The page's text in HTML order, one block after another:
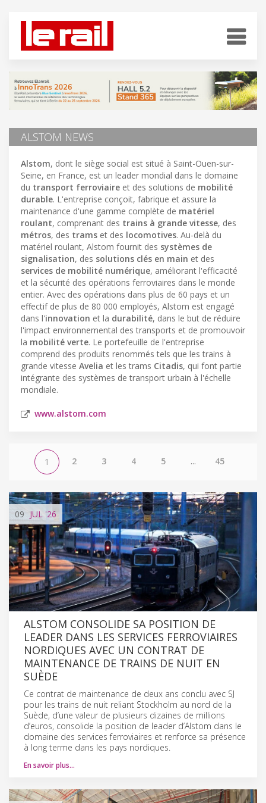
ALSTOM NEWS
Alstom, dont le siège social est situé à Saint-Ouen-sur-
Seine, en France, est un leader mondial dans le domaine
du transport ferroviaire et des solutions de mobilité
durable. L'entreprise conçoit, fabrique et assure la
maintenance d'une gamme complète de matériel
roulant, comprenant des trains à grande vitesse, des
métros, des trams et des locomotives. Au-delà du
matériel roulant, Alstom fournit des systèmes de
signalisation, des solutions clés en main et des
services de mobilité numérique, améliorant l'efficacité
et la sécurité des opérations ferroviaires dans le monde
entier. Avec des opérations dans plus de 60 pays et un
effectif de plus de 80 000 employés, Alstom est engagé
dans l'innovation et la durabilité, dans le but de réduire
l'impact environnemental des transports et de promouvoir
la mobilité verte. Le portefeuille de l'entreprise
comprend des produits renommés tels que les trains à
grande vitesse Avelia et les trams Citadis, qui font partie
intégrante des systèmes de transport urbain à l'échelle
mondiale.
www.alstom.com
1 2 3 4 5 ... 45
09 JUL '26
ALSTOM CONSOLIDE SA POSITION DE
LEADER DANS LES SERVICES FERROVIAIRES
NORDIQUES AVEC UN CONTRAT DE
MAINTENANCE DE TRAINS DE NUIT EN
SUÈDE
Ce contrat de maintenance de deux ans conclu avec SJ
pour les trains de nuit reliant Stockholm au nord de la
Suède, d’une valeur de plusieurs dizaines de millions
d’euros, consolide la position de leader d’Alstom dans le
domaine des services ferroviaires et renforce sa présence
à long terme dans les pays nordiques.
En savoir plus…